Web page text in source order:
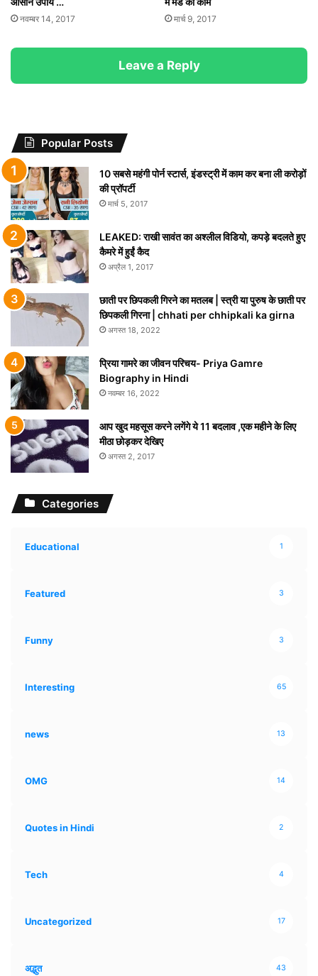
नवम्बर 14, 2017 मार्च 9, 2017
Leave a Reply
Popular Posts
10 सबसे महंगी पोर्न स्टार्स, इंडस्ट्री में काम कर बना ली करोड़ों
की प्रॉपर्टी
मार्च 5, 2017
LEAKED: राखी सावंत का अश्लील विडियो, कपड़े बदलते हुए
कैमरे में हुईं कैद
अप्रैल 1, 2017
छाती पर छिपकली गिरने का मतलब | स्त्री या पुरुष के छाती पर
छिपकली गिरना | chhati per chhipkali ka girna
अगस्त 18, 2022
प्रिया गामरे का जीवन परिचय- Priya Gamre
Biography in Hindi
नवम्बर 16, 2022
आप खुद महसूस करने लगेंगे ये 11 बदलाव ,एक महीने के लिए
मीठा छोड़कर देखिए
अगस्त 2, 2017
Categories
Educational 1
Featured 3
Funny 3
Interesting 65
news 13
OMG 14
Quotes in Hindi 2
Tech 4
Uncategorized 17
अद्भुत 43